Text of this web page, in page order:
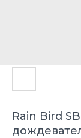
Rain Bird